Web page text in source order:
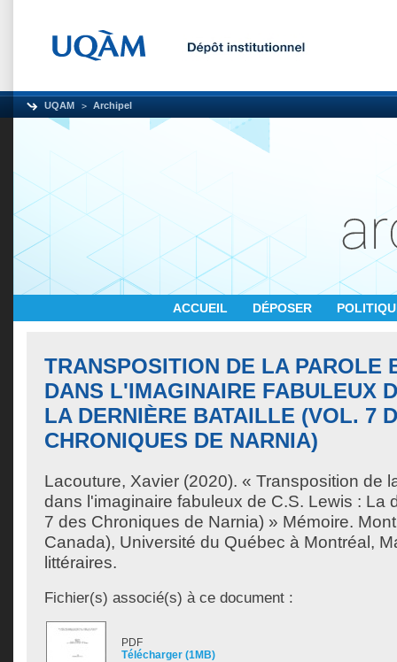
UQAM Archipel
ACCUEIL DÉPOSER
TRANSPOSITION DE LA PAROLE
DANS L'IMAGINAIRE FABULEUX
LA DERNIÈRE BATAILLE (VOL. 7
CHRONIQUES DE NARNIA)
Lacouture, Xavier (2020). « Transposition de
dans l'imaginaire fabuleux de C.S. Lewis : La
7 des Chroniques de Narnia) » Mémoire.
Canada), Université du Québec à Montréal,
littéraires.
Fichier(s) associé(s) à ce document :
PDF
Télécharger (1MB)